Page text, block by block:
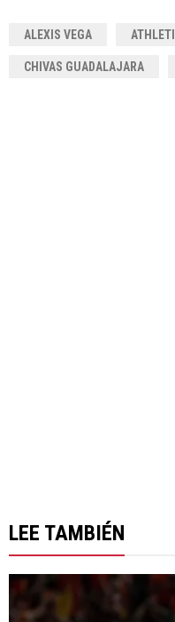
ALEXIS VEGA
CHIVAS GUADALAJARA
LEE TAMBIÉN